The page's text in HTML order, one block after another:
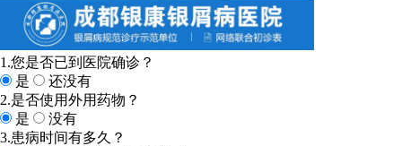
1.您是否已到医院确诊？
是
还没有
2.是否使用外用药物？
是
没有
3.患病时间有多久？